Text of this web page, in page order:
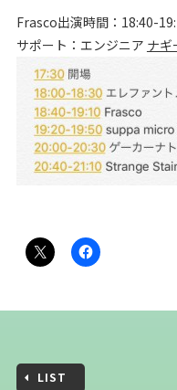
Frasco出演時間：18:40-
サポート：エンジニア ナ
LIST